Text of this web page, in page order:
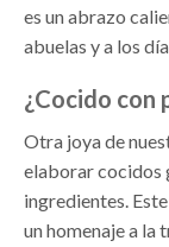
es un abrazo
abuelas y a los
¿Cocido con
Otra joya de
elaborar cocidos
ingredientes.
un homenaje a la